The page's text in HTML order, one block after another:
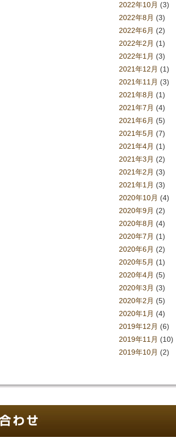
2022年10月 (3)
2022年8月 (3)
2022年6月 (2)
2022年2月 (1)
2022年1月 (3)
2021年12月 (1)
2021年11月 (3)
2021年8月 (1)
2021年7月 (4)
2021年6月 (5)
2021年5月 (7)
2021年4月 (1)
2021年3月 (2)
2021年2月 (3)
2021年1月 (3)
2020年10月 (4)
2020年9月 (2)
2020年8月 (4)
2020年7月 (1)
2020年6月 (2)
2020年5月 (1)
2020年4月 (5)
2020年3月 (3)
2020年2月 (5)
2020年1月 (4)
2019年12月 (6)
2019年11月 (10)
2019年10月 (2)